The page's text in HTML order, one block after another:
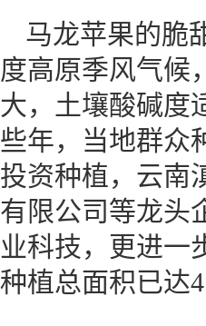
马龙苹果的脆
度高原季风气候
大，土壤酸碱度
些年，当地群众
投资种植，云南
有限公司等龙头
业科技，更进一
种植总面积已达